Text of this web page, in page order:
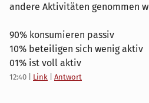
andere Aktivitäten genommen
90% konsumieren passiv
10% beteiligen sich wenig aktiv
01% ist voll aktiv
12:40 Link Antwort